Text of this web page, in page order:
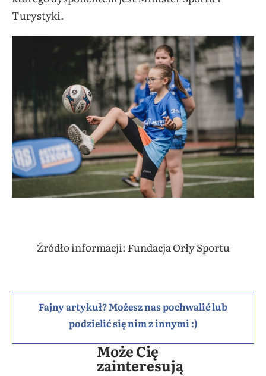
Turystyki.
Źródło informacji: Fundacja Orły Sportu
Fajny artykuł? Możesz nas pochwalić lub
podzielić się nim z innymi :)
Może Cię
zainteresują